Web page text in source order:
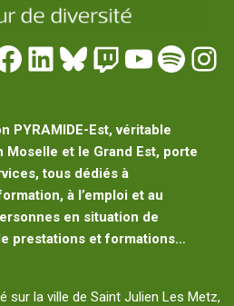
PYRAMIDE-Est, véritable
et le Grand Est, porte
tous dédiés à
à l’emploi et au
en situation de
prestations et formations…
sur la ville de Saint Julien Les Metz,